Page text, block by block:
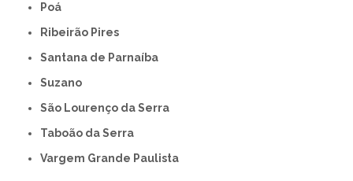
Poá
Ribeirão Pires
Santana de Parnaíba
Suzano
São Lourenço da Serra
Taboão da Serra
Vargem Grande Paulista